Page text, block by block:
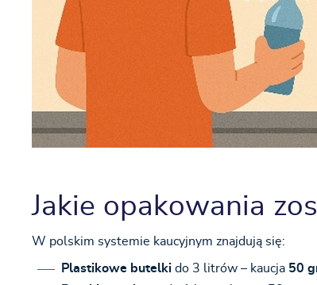
Jakie opakowania
W polskim systemie kaucyjnym znajdują się:
Plastikowe butelkido 3 litrów – kaucja 50